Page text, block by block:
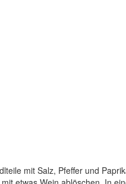
mit Salz, Pfeffer und